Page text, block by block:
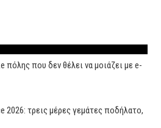
πόλης που δεν θέλει να μοιάζει με e-
2026: τρεις μέρες γεμάτες ποδήλατο,